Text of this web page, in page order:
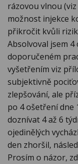
rázovou vlnou
možnost injekce
přikročit kvůli
Absolvoval jsem
doporučeném
vyšetřením viz
subjektivně
zlepšování, ale
po 4 ošetření dne
doznívat 4 až 6
ojedinělých
den zhoršil,
Prosím o názor,